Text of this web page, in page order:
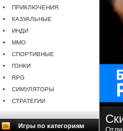
ПРИКЛЮЧЕНИЯ
КАЗУАЛЬНЫЕ
ИНДИ
MMO
СПОРТИВНЫЕ
ГОНКИ
RPG
СИМУЛЯТОРЫ
СТРАТЕГИИ
Игры по категориям